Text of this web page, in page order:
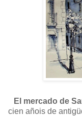
El mercado de
cien añois de